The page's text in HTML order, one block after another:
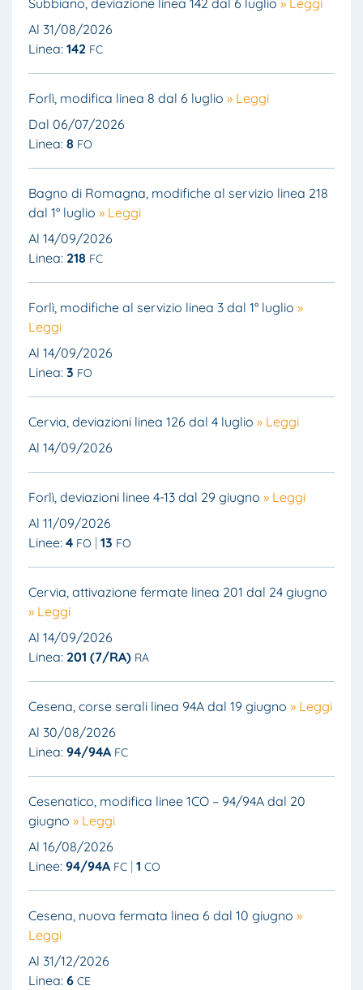
Subbiano, deviazione linea 142 dal 6 luglio » Leggi
Al 31/08/2026
Linea: 142 FC
Forlì, modifica linea 8 dal 6 luglio » Leggi
Dal 06/07/2026
Linea: 8 FO
Bagno di Romagna, modifiche al servizio linea 218
dal 1° luglio » Leggi
Al 14/09/2026
Linea: 218 FC
Forlì, modifiche al servizio linea 3 dal 1° luglio »
Leggi
Al 14/09/2026
Linea: 3 FO
Cervia, deviazioni linea 126 dal 4 luglio » Leggi
Al 14/09/2026
Forlì, deviazioni linee 4-13 dal 29 giugno » Leggi
Al 11/09/2026
Linee: 4 FO 13 FO
Cervia, attivazione fermate linea 201 dal 24 giugno
» Leggi
Al 14/09/2026
Linea: 201 (7/RA) RA
Cesena, corse serali linea 94A dal 19 giugno » Leggi
Al 30/08/2026
Linea: 94/94A FC
Cesenatico, modifica linee 1CO – 94/94A dal 20
giugno » Leggi
Al 16/08/2026
Linee: 94/94A FC 1 CO
Cesena, nuova fermata linea 6 dal 10 giugno »
Leggi
Al 31/12/2026
Linea: 6 CE